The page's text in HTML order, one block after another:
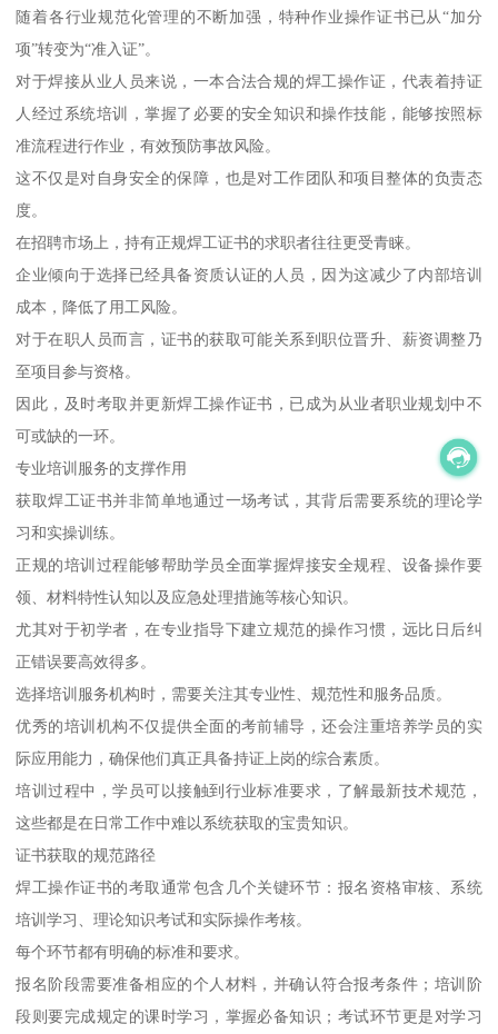
随着各行业规范化管理的不断加强，特种作业操作证书已从“加分
项”转变为“准入证”。
对于焊接从业人员来说，一本合法合规的焊工操作证，代表着持证
人经过系统培训，掌握了必要的安全知识和操作技能，能够按照标
准流程进行作业，有效预防事故风险。
这不仅是对自身安全的保障，也是对工作团队和项目整体的负责态
度。
在招聘市场上，持有正规焊工证书的求职者往往更受青睐。
企业倾向于选择已经具备资质认证的人员，因为这减少了内部培训
成本，降低了用工风险。
对于在职人员而言，证书的获取可能关系到职位晋升、薪资调整乃
至项目参与资格。
因此，及时考取并更新焊工操作证书，已成为从业者职业规划中不
可或缺的一环。
专业培训服务的支撑作用
获取焊工证书并非简单地通过一场考试，其背后需要系统的理论学
习和实操训练。
正规的培训过程能够帮助学员全面掌握焊接安全规程、设备操作要
领、材料特性认知以及应急处理措施等核心知识。
尤其对于初学者，在专业指导下建立规范的操作习惯，远比日后纠
正错误要高效得多。
选择培训服务机构时，需要关注其专业性、规范性和服务品质。
优秀的培训机构不仅提供全面的考前辅导，还会注重培养学员的实
际应用能力，确保他们真正具备持证上岗的综合素质。
培训过程中，学员可以接触到行业标准要求，了解最新技术规范，
这些都是在日常工作中难以系统获取的宝贵知识。
证书获取的规范路径
焊工操作证书的考取通常包含几个关键环节：报名资格审核、系统
培训学习、理论知识考试和实际操作考核。
每个环节都有明确的标准和要求。
报名阶段需要准备相应的个人材料，并确认符合报考条件；培训阶
段则要完成规定的课时学习，掌握必备知识；考试环节更是对学习